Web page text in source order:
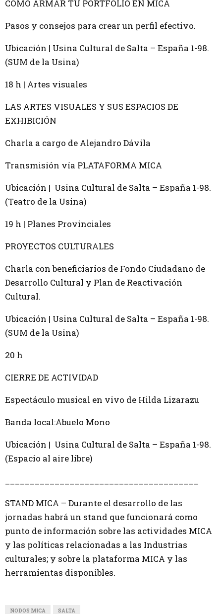
CÓMO ARMAR TU PORTFOLIO EN MICA
Pasos y consejos para crear un perfil efectivo.
Ubicación | Usina Cultural de Salta – España 1-98.
(SUM de la Usina)
18 h | Artes visuales
LAS ARTES VISUALES Y SUS ESPACIOS DE
EXHIBICIÓN
Charla a cargo de Alejandro Dávila
Transmisión vía PLATAFORMA MICA
Ubicación | Usina Cultural de Salta – España 1-98.
(Teatro de la Usina)
19 h | Planes Provinciales
PROYECTOS CULTURALES
Charla con beneficiarios de Fondo Ciudadano de
Desarrollo Cultural y Plan de Reactivación
Cultural.
Ubicación | Usina Cultural de Salta – España 1-98.
(SUM de la Usina)
20 h
CIERRE DE ACTIVIDAD
Espectáculo musical en vivo de Hilda Lizarazu
Banda local:Abuelo Mono
Ubicación | Usina Cultural de Salta – España 1-98.
(Espacio al aire libre)
STAND MICA – Durante el desarrollo de las
jornadas habrá un stand que funcionará como
punto de información sobre las actividades MICA
y las políticas relacionadas a las Industrias
culturales; y sobre la plataforma MICA y las
herramientas disponibles.
NODOS MICA SALTA